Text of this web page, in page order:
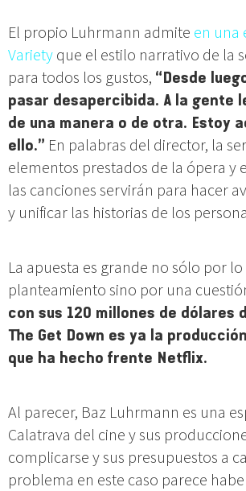
El propio Luhrmann admite en una
Variety que el estilo narrativo de la
para todos los gustos, “Desde
pasar desapercibida. A la gente
de una manera o de otra. Estoy
ello.” En palabras del director, la
elementos prestados de la ópera y
las canciones servirán para hacer
y unificar las historias de los
La apuesta es grande no sólo por
planteamiento sino por una
con sus 120 millones de dólares
The Get Down es ya la
que ha hecho frente Netflix.
Al parecer, Baz Luhrmann es una
Calatrava del cine y sus
complicarse y sus presupuestos a
problema en este caso parece